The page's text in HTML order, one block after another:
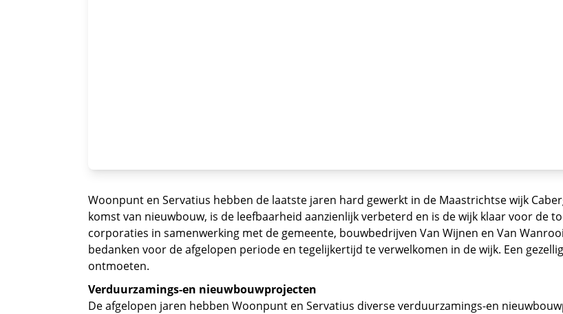
Woonpunt en Servatius hebben de laatste jaren hard gewerkt in de Maastrichtse wijk
komst van nieuwbouw, is de leefbaarheid aanzienlijk verbeterd en is de wijk klaar voor de
corporaties in samenwerking met de gemeente, bouwbedrijven Van Wijnen en Van
bedanken voor de afgelopen periode en tegelijkertijd te verwelkomen in de wijk. Een
ontmoeten.
Verduurzamings-en nieuwbouwprojecten
De afgelopen jaren hebben Woonpunt en Servatius diverse verduurzamings-en